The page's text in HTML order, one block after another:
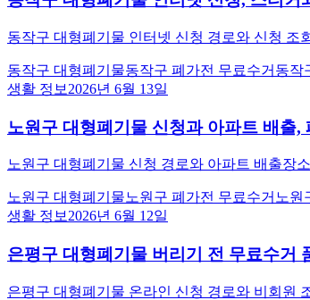
동작구 대형폐기물 인터넷 신청 경로와 신청 조
동작구 대형폐기물동작구 폐가전 무료수거 동작
생활 정보 2026년 6월 13일
노원구 대형폐기물 신청과 아파트 배출,
노원구 대형폐기물 신청 경로와 아파트 배출장
노원구 대형폐기물노원구 폐가전 무료수거 노원
생활 정보 2026년 6월 12일
은평구 대형폐기물 버리기 전 무료수거
은평구 대형폐기물 온라인 신청 경로와 비회원